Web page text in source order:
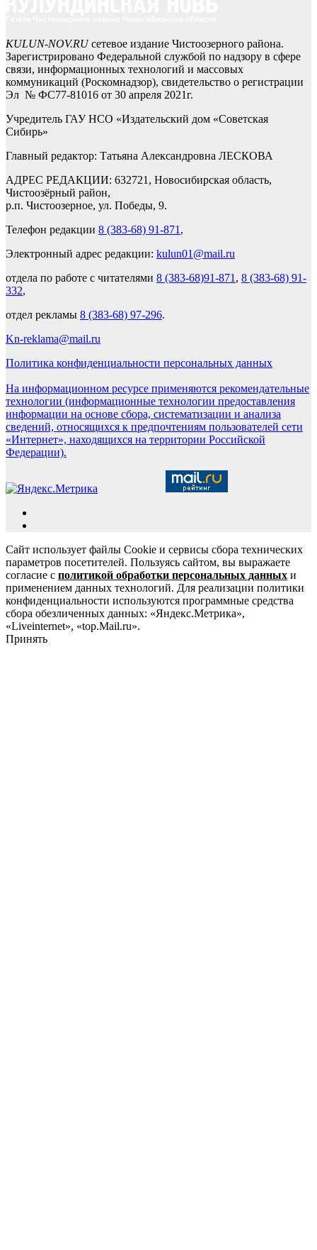
KULUN-NOV.RUсетевое издание Чистоозерного района.
Зарегистрировано Федеральной службой по надзору в сфере
связи, информационных технологий и массовых
коммуникаций (Роскомнадзор), свидетельство о регистрации
Эл № ФС77-81016 от 30 апреля 2021г.
Учредитель ГАУ НСО «Издательский дом «Советская
Сибирь»
Главный редактор: Татьяна Александровна ЛЕСКОВА
АДРЕС РЕДАКЦИИ: 632721, Новосибирская область,
Чистоозёрный район,
р.п. Чистоозерное, ул. Победы, 9.
Телефон редакции 8 (383-68) 91-871 ,
Электронный адрес редакции: kulun01@mail.ru
отдела по работе с читателями 8 (383-68)91-871 , 8 (383-68) 91-
332,
отдел рекламы 8 (383-68) 97-296.
Kn-reklama@mail.ru
Политика конфиденциальности персональных данных
На информационном ресурсе применяются рекомендательные
технологии (информационные технологии предоставления
информации на основе сбора, систематизации и анализа
сведений, относящихся к предпочтениям пользователей сети
«Интернет», находящихся на территории Российской
Федерации).
Сайт использует файлы Cookie и сервисы сбора технических
параметров посетителей. Пользуясь сайтом, вы выражаете
согласие с политикой обработки персональных данных и
применением данных технологий. Для реализации политики
конфиденциальности используются программные средства
сбора обезличенных данных: «Яндекс.Метрика»,
«Liveinternet», «top.Mail.ru».
Принять